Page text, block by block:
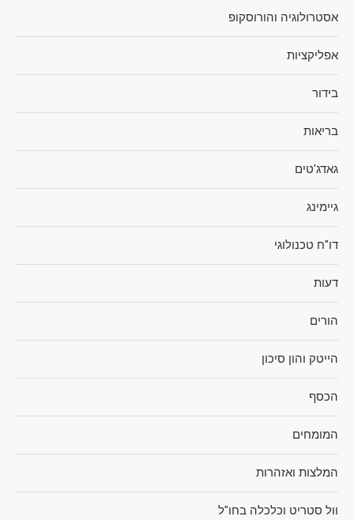
אסטרולוגיה והורוסקופ
אפליקציות
בידור
בריאות
גאדג'טים
גיימינג
דו"ח טכנולוגי
דעות
הורים
הייטק והון סיכון
הכסף
המומחים
המלצות ואזהרות
וול סטריט וכלכלה בחו"ל